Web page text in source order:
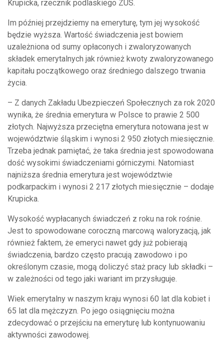
Krupicka, rzecznik podlaskiego ZUS.
Im później przejdziemy na emeryturę, tym jej wysokość
będzie wyższa. Wartość świadczenia jest bowiem
uzależniona od sumy opłaconych i zwaloryzowanych
składek emerytalnych jak również kwoty zwaloryzowanego
kapitału początkowego oraz średniego dalszego trwania
życia.
– Z danych Zakładu Ubezpieczeń Społecznych za rok 2020
wynika, że średnia emerytura w Polsce to prawie 2 500
złotych. Najwyższa przeciętna emerytura notowana jest w
województwie śląskim i wynosi 2 950 złotych miesięcznie.
Trzeba jednak pamiętać, że taka średnia jest spowodowana
dość wysokimi świadczeniami górniczymi. Natomiast
najniższa średnia emerytura jest województwie
podkarpackim i wynosi 2 217 złotych miesięcznie – dodaje
Krupicka.
Wysokość wypłacanych świadczeń z roku na rok rośnie.
Jest to spowodowane coroczną marcową waloryzacją, jak
również faktem, że emeryci nawet gdy już pobierają
świadczenia, bardzo często pracują zawodowo i po
określonym czasie, mogą doliczyć staż pracy lub składki –
w zależności od tego jaki wariant im przysługuje.
Wiek emerytalny w naszym kraju wynosi 60 lat dla kobiet i
65 lat dla mężczyzn. Po jego osiągnięciu można
zdecydować o przejściu na emeryturę lub kontynuowaniu
aktywności zawodowej.